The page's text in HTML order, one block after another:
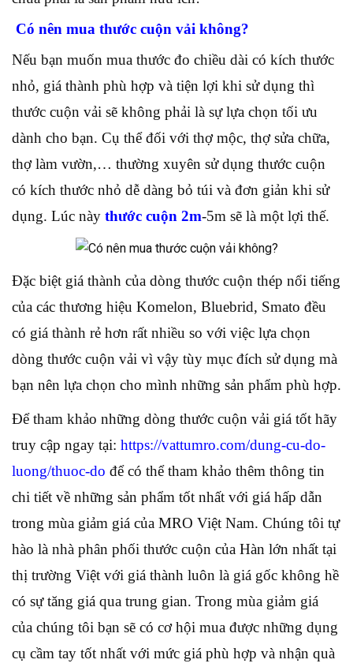
Có nên mua thước cuộn vải không?
Nếu bạn muốn mua thước đo chiều dài có kích thước
nhỏ, giá thành phù hợp và tiện lợi khi sử dụng thì
thước cuộn vải sẽ không phải là sự lựa chọn tối ưu
dành cho bạn. Cụ thể đối với thợ mộc, thợ sửa chữa,
thợ làm vườn,… thường xuyên sử dụng thước cuộn
có kích thước nhỏ dễ dàng bỏ túi và đơn giản khi sử
dụng. Lúc này thước cuộn 2m-5m sẽ là một lợi thế.
Đặc biệt giá thành của dòng thước cuộn thép nổi tiếng
của các thương hiệu Komelon, Bluebrid, Smato đều
có giá thành rẻ hơn rất nhiều so với việc lựa chọn
dòng thước cuộn vải vì vậy tùy mục đích sử dụng mà
bạn nên lựa chọn cho mình những sản phẩm phù hợp.
Để tham khảo những dòng thước cuộn vải giá tốt hãy
truy cập ngay tại: https://vattumro.com/dung-cu-do-
luong/thuoc-do để có thể tham khảo thêm thông tin
chi tiết về những sản phẩm tốt nhất với giá hấp dẫn
trong mùa giảm giá của MRO Việt Nam. Chúng tôi tự
hào là nhà phân phối thước cuộn của Hàn lớn nhất tại
thị trường Việt với giá thành luôn là giá gốc không hề
có sự tăng giá qua trung gian. Trong mùa giảm giá
của chúng tôi bạn sẽ có cơ hội mua được những dụng
cụ cầm tay tốt nhất với mức giá phù hợp và nhận quà